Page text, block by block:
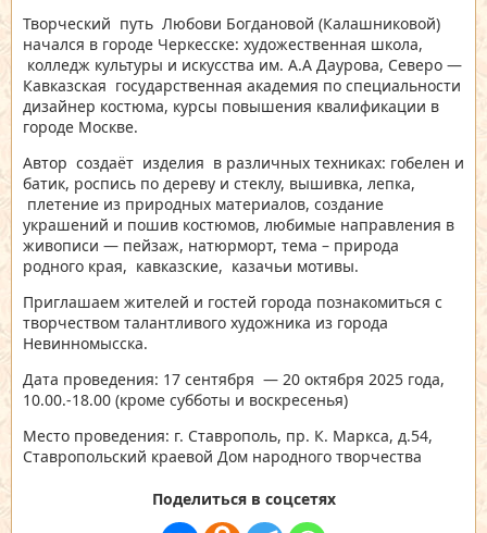
Творческий путь Любови Богдановой (Калашниковой)
начался в городе Черкесске: художественная школа,
колледж культуры и искусства им. А.А Даурова, Северо —
Кавказская государственная академия по специальности
дизайнер костюма, курсы повышения квалификации в
городе Москве.
Автор создаёт изделия в различных техниках: гобелен и
батик, роспись по дереву и стеклу, вышивка, лепка,
плетение из природных материалов, создание
украшений и пошив костюмов, любимые направления в
живописи — пейзаж, натюрморт, тема – природа
родного края, кавказские, казачьи мотивы.
Приглашаем жителей и гостей города познакомиться с
творчеством талантливого художника из города
Невинномысска.
Дата проведения: 17 сентября — 20 октября 2025 года,
10.00.-18.00 (кроме субботы и воскресенья)
Место проведения: г. Ставрополь, пр. К. Маркса, д.54,
Ставропольский краевой Дом народного творчества
Поделиться в соцсетях